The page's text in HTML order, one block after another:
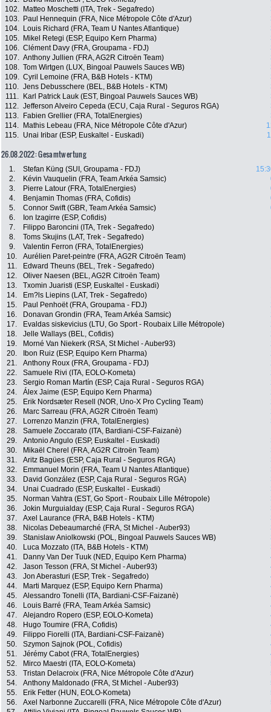
102.
Matteo Moschetti (ITA, Trek - Segafredo)
103.
Paul Hennequin (FRA, Nice Métropole Côte d'Azur)
104.
Louis Richard (FRA, Team U Nantes Atlantique)
105.
Mikel Retegi (ESP, Equipo Kern Pharma)
106. Clément Davy (FRA, Groupama - FDJ)
107. Anthony Jullien (FRA, AG2R Citroën Team)
108. Tom Wirtgen (LUX, Bingoal Pauwels Sauces WB)
109. Cyril Lemoine (FRA, B&B Hotels - KTM)
110. Jens Debusschere (BEL, B&B Hotels - KTM)
111.
Karl Patrick Lauk (EST, Bingoal Pauwels Sauces WB)
112. Jefferson Alveiro Cepeda (ECU, Caja Rural - Seguros RGA)
113.
Fabien Grellier (FRA, TotalEnergies)
114.
Mathis Lebeau (FRA, Nice Métropole Côte d'Azur)
115. Unai Iribar (ESP, Euskaltel - Euskadi)
26.08.2022: Gesamtwertung
1. Stefan Küng (SUI, Groupama - FDJ)
2.
Kévin Vauquelin (FRA, Team Arkéa Samsic)
3.
Pierre Latour (FRA, TotalEnergies)
4.
Benjamin Thomas (FRA, Cofidis)
5.
Connor Swift (GBR, Team Arkéa Samsic)
6.
Ion Izagirre (ESP, Cofidis)
7.
Filippo Baroncini (ITA, Trek - Segafredo)
8.
Toms Skujins (LAT, Trek - Segafredo)
9.
Valentin Ferron (FRA, TotalEnergies)
10.
Aurélien Paret-peintre (FRA, AG2R Citroën Team)
11.
Edward Theuns (BEL, Trek - Segafredo)
12.
Oliver Naesen (BEL, AG2R Citroën Team)
13.
Txomin Juaristi (ESP, Euskaltel - Euskadi)
14.
Em?ls Liepins (LAT, Trek - Segafredo)
15.
Paul Penhoët (FRA, Groupama - FDJ)
16.
Donavan Grondin (FRA, Team Arkéa Samsic)
17.
Evaldas siskevicius (LTU, Go Sport - Roubaix Lille Métropole)
18.
Jelle Wallays (BEL, Cofidis)
19.
Morné Van Niekerk (RSA, St Michel - Auber93)
20.
Ibon Ruiz (ESP, Equipo Kern Pharma)
21.
Anthony Roux (FRA, Groupama - FDJ)
22.
Samuele Rivi (ITA, EOLO-Kometa)
23.
Sergio Roman Martín (ESP, Caja Rural - Seguros RGA)
24.
Álex Jaime (ESP, Equipo Kern Pharma)
25.
Erik Nordsæter Resell (NOR, Uno-X Pro Cycling Team)
26.
Marc Sarreau (FRA, AG2R Citroën Team)
27.
Lorrenzo Manzin (FRA, TotalEnergies)
28.
Samuele Zoccarato (ITA, Bardiani-CSF-Faizanè)
29.
Antonio Angulo (ESP, Euskaltel - Euskadi)
30.
Mikaël Cherel (FRA, AG2R Citroën Team)
31.
Aritz Bagües (ESP, Caja Rural - Seguros RGA)
32.
Emmanuel Morin (FRA, Team U Nantes Atlantique)
33.
David González (ESP, Caja Rural - Seguros RGA)
34.
Unai Cuadrado (ESP, Euskaltel - Euskadi)
35.
Norman Vahtra (EST, Go Sport - Roubaix Lille Métropole)
36.
Jokin Murguialday (ESP, Caja Rural - Seguros RGA)
37.
Axel Laurance (FRA, B&B Hotels - KTM)
38.
Nicolas Debeaumarché (FRA, St Michel - Auber93)
39.
Stanislaw Aniolkowski (POL, Bingoal Pauwels Sauces WB)
40.
Luca Mozzato (ITA, B&B Hotels - KTM)
41.
Danny Van Der Tuuk (NED, Equipo Kern Pharma)
42.
Jason Tesson (FRA, St Michel - Auber93)
43.
Jon Aberasturi (ESP, Trek - Segafredo)
44.
Marti Marquez (ESP, Equipo Kern Pharma)
45.
Alessandro Tonelli (ITA, Bardiani-CSF-Faizanè)
46.
Louis Barré (FRA, Team Arkéa Samsic)
47.
Alejandro Ropero (ESP, EOLO-Kometa)
48.
Hugo Toumire (FRA, Cofidis)
49.
Filippo Fiorelli (ITA, Bardiani-CSF-Faizanè)
50.
Szymon Sajnok (POL, Cofidis)
51.
Jérémy Cabot (FRA, TotalEnergies)
52.
Mirco Maestri (ITA, EOLO-Kometa)
53.
Tristan Delacroix (FRA, Nice Métropole Côte d'Azur)
54.
Anthony Maldonado (FRA, St Michel - Auber93)
55.
Erik Fetter (HUN, EOLO-Kometa)
56.
Axel Narbonne Zuccarelli (FRA, Nice Métropole Côte d'Azur)